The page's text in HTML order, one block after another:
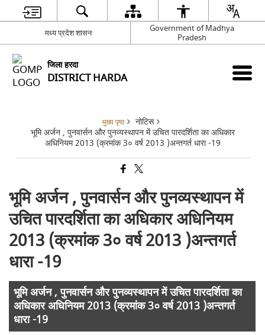
मध्य प्रदेश शासन
Government of Madhya
Pradesh
जिला हरदा
DISTRICT HARDA
मुख्य पृष्ठ
नोटिस
भूमि अर्जन , पुनवार्सन और पुनव्यस्थापन में उचित पारदर्शिता का अधिकार
अधिनियम 2013 (क्रमांक 3० वर्ष 2013 )अन्तगर्त धारा -19
भूमि अर्जन , पुनवार्सन और पुनव्यस्थापन में
उचित पारदर्शिता का अधिकार अधिनियम
2013 (क्रमांक 3० वर्ष 2013 )अन्तगर्त
धारा -19
भूमि अर्जन , पुनवार्सन और पुनव्यस्थापन में उचित पारदर्शिता का
अधिकार अधिनियम 2013 (क्रमांक 3० वर्ष 2013 )अन्तगर्त
धारा -19